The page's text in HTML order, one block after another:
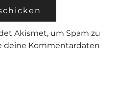
Akismet, um Spam zu
deine Kommentardaten